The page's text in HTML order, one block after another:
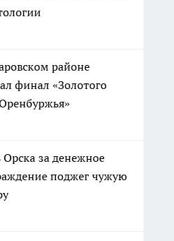
районе
финал «Золотого
за денежное
поджег чужую